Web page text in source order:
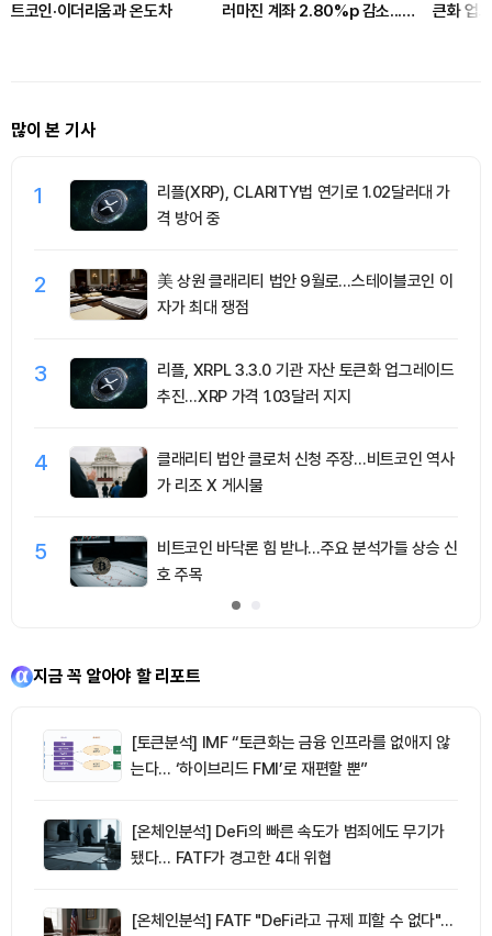
트코인·이더리움과 온도차
러마진 계좌 2.80%p 감소...코
큰화 업
많이 본 기사
1
리플(XRP), CLARITY법 연기로 1.02달러대 가
격 방어 중
2
美 상원 클래리티 법안 9월로…스테이블코인 이
자가 최대 쟁점
3
리플, XRPL 3.3.0 기관 자산 토큰화 업그레이드
추진…XRP 가격 1.03달러 지지
4
클래리티 법안 클로처 신청 주장…비트코인 역사
가 리조 X 게시물
5
비트코인 바닥론 힘 받나…주요 분석가들 상승 신
호 주목
지금 꼭 알아야 할 리포트
[토큰분석] IMF “토큰화는 금융 인프라를 없애지 않
는다… ‘하이브리드 FMI’로 재편할 뿐”
[온체인분석] DeFi의 빠른 속도가 범죄에도 무기가
됐다… FATF가 경고한 4대 위협
[온체인분석] FATF "DeFi라고 규제 피할 수 없다"…